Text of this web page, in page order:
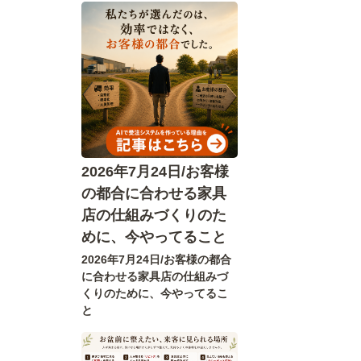
2026年7月24日/お客様
の都合に合わせる家具
店の仕組みづくりのた
めに、今やってること
2026年7月24日/お客様の都合
に合わせる家具店の仕組みづ
くりのために、今やってるこ
と